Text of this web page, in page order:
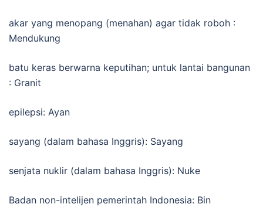
akar yang menopang (menahan) agar tidak roboh :
Mendukung
batu keras berwarna keputihan; untuk lantai bangunan
: Granit
epilepsi: Ayan
sayang (dalam bahasa Inggris): Sayang
senjata nuklir (dalam bahasa Inggris): Nuke
Badan non-intelijen pemerintah Indonesia: Bin